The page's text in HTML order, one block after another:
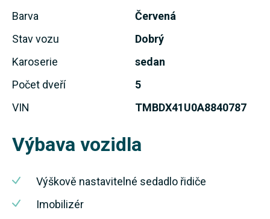
Barva
Červená
Stav vozu
Dobrý
Karoserie
sedan
Počet dveří
5
VIN
TMBDX41U0A8840787
Výbava vozidla
Výškově nastavitelné sedadlo řidiče
Imobilizér